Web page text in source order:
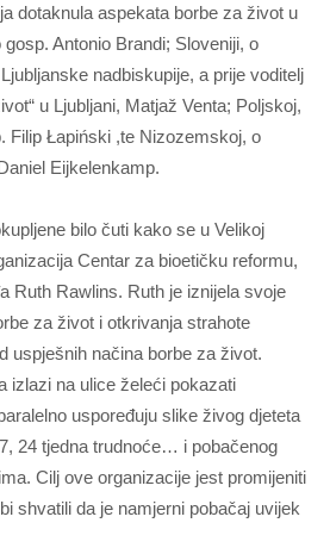
dotaknula aspekata borbe za život u
Antonio Brandi; Sloveniji, o
nadbiskupije, a prije voditelj
u Ljubljani, Matjaž Venta; Poljskoj,
Filip Łapiński ,te Nizozemskoj, o
Eijkelenkamp.
bilo čuti kako se u Velikoj
Centar za bioetičku reformu,
Ruth Rawlins. Ruth je iznijela svoje
za život i otkrivanja strahote
uspješnih načina borbe za život.
izlazi na ulice želeći pokazati
uspoređuju slike živog djeteta
24 tjedna trudnoće… i pobačenog
Cilj ove organizacije jest promijeniti
shvatili da je namjerni pobačaj uvijek